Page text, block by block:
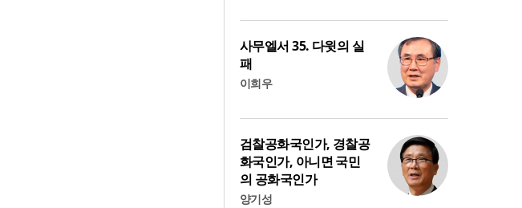
사무엘서 35. 다윗의 실
패
이희우
검찰공화국인가, 경찰공
화국인가, 아니면 국민
의 공화국인가
양기성